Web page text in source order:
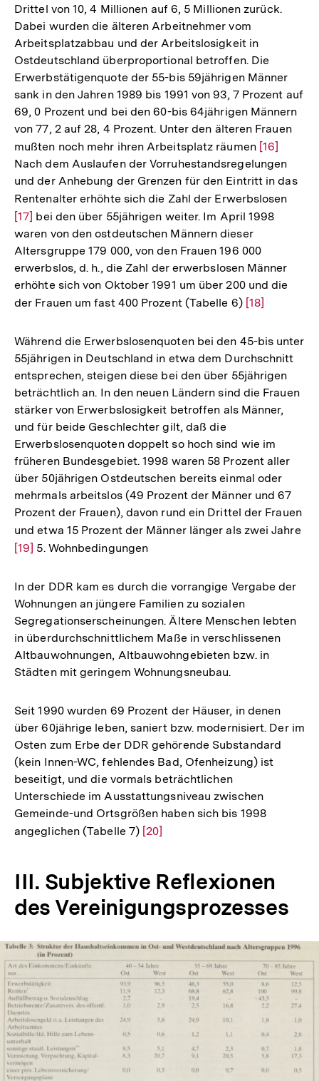
Drittel von 10, 4 Millionen auf 6, 5 Millionen zurück.
Dabei wurden die älteren Arbeitnehmer vom
Arbeitsplatzabbau und der Arbeitslosigkeit in
Ostdeutschland überproportional betroffen. Die
Erwerbstätigenquote der 55-bis 59jährigen Männer
sank in den Jahren 1989 bis 1991 von 93, 7 Prozent auf
69, 0 Prozent und bei den 60-bis 64jährigen Männern
von 77, 2 auf 28, 4 Prozent. Unter den älteren Frauen
mußten noch mehr ihren Arbeitsplatz räumen Zur
Auflösung
der
Fußnote
[16]
Nach dem Auslaufen der Vorruhestandsregelungen
und der Anhebung der Grenzen für den Eintritt in das
Rentenalter erhöhte sich die Zahl der Erwerbslosen
[17] bei den über 55jährigen weiter. Im April 1998
waren von den ostdeutschen Männern dieser
Altersgruppe 179 000, von den Frauen 196 000
erwerbslos, d. h., die Zahl der erwerbslosen Männer
erhöhte sich von Oktober 1991 um über 200 und die
der Frauen um fast 400 Prozent (Tabelle 6) Zur
der
Fußnote
[18]
Während die Erwerbslosenquoten bei den 45-bis unter
55jährigen in Deutschland in etwa dem Durchschnitt
entsprechen, steigen diese bei den über 55jährigen
beträchtlich an. In den neuen Ländern sind die Frauen
stärker von Erwerbslosigkeit betroffen als Männer,
und für beide Geschlechter gilt, daß die
Erwerbslosenquoten doppelt so hoch sind wie im
früheren Bundesgebiet. 1998 waren 58 Prozent aller
über 50jährigen Ostdeutschen bereits einmal oder
mehrmals arbeitslos (49 Prozent der Männer und 67
Prozent der Frauen), davon rund ein Drittel der Frauen
und etwa 15 Prozent der Männer länger als zwei Jahre
[19] 5. Wohnbedingungen
In der DDR kam es durch die vorrangige Vergabe der
Wohnungen an jüngere Familien zu sozialen
Segregationserscheinungen. Ältere Menschen lebten
in überdurchschnittlichem Maße in verschlissenen
Altbauwohnungen, Altbauwohngebieten bzw. in
Städten mit geringem Wohnungsneubau.
Seit 1990 wurden 69 Prozent der Häuser, in denen
über 60jährige leben, saniert bzw. modernisiert. Der im
Osten zum Erbe der DDR gehörende Substandard
(kein Innen-WC, fehlendes Bad, Ofenheizung) ist
beseitigt, und die vormals beträchtlichen
Unterschiede im Ausstattungsniveau zwischen
Gemeinde-und Ortsgrößen haben sich bis 1998
angeglichen (Tabelle 7) Zur
Fußnote
[20]
III. Subjektive Reflexionen
des Vereinigungsprozesses
In
Lightbox
öffnen
Zum